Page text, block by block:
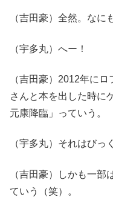
（吉田豪）全然。なに
（宇多丸）へー！
（吉田豪）2012年に
さんと本を出した時に
元康降臨」っていう。
（宇多丸）それはびっ
（吉田豪）しかも一部
ていう（笑）。